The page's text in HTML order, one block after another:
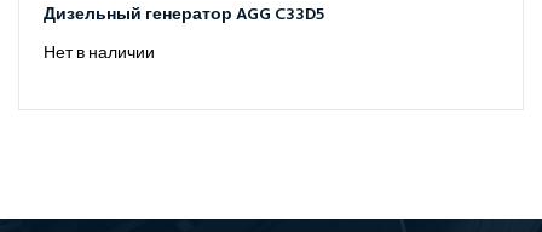
Дизельный генератор AGG C33D5
Нет в наличии